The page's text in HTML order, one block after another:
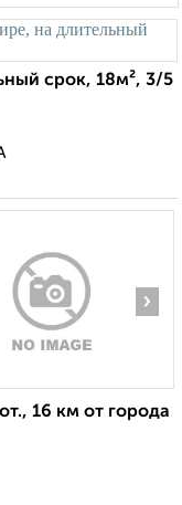
срок, 18м², 3/5
›
16 км от города